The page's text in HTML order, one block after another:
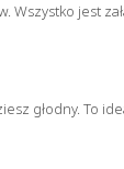
jest
głodny. To